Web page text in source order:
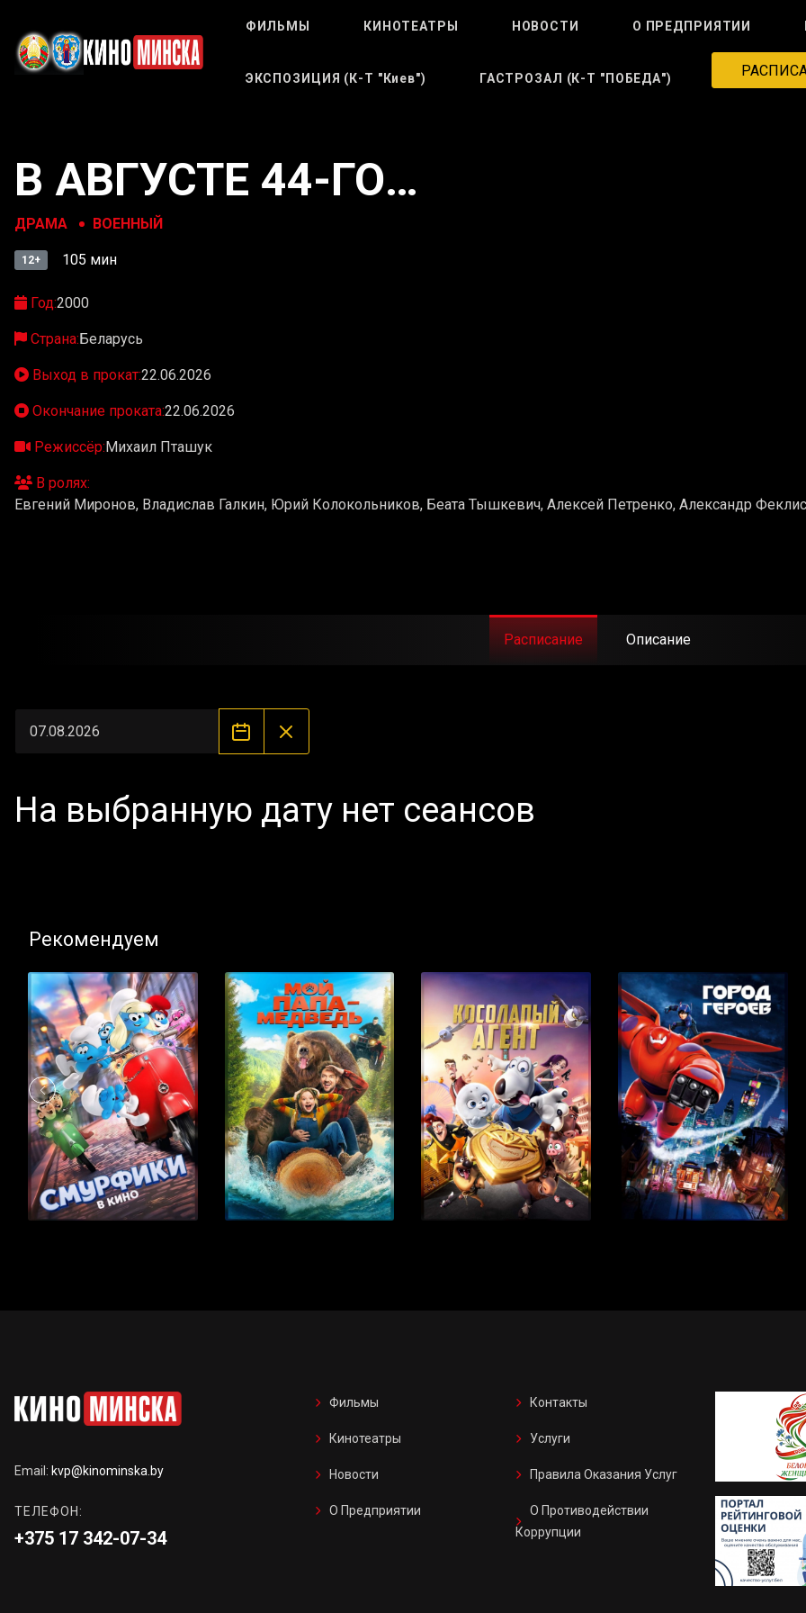
ФИЛЬМЫ КИНОТЕАТРЫ НОВОСТИ О ПРЕДПРИЯТИИ
ЭКСПОЗИЦИЯ (к-Т "Киев") ГАСТРОЗАЛ (к-Т "ПОБЕДА")
В АВГУСТЕ 44-ГО…
ДРАМА ВОЕННЫЙ
12+ 105 мин
Год:2000
Страна:Беларусь
Выход в прокат:22.06.2026
Окончание проката:22.06.2026
Режиссёр:Михаил Пташук
В ролях:
Евгений Миронов, Владислав Галкин, Юрий Колокольников, Беата Тышкевич, Алексей Петренко, Александр
Расписание Описание
На выбранную дату нет сеансов
Рекомендуем
Email: kvp@kinominska.by
ТЕЛЕФОН:
+375 17 342-07-34
Фильмы
Кинотеатры
Новости
О Предприятии
Контакты
Услуги
Правила Оказания Услуг
О Противодействии
Коррупции